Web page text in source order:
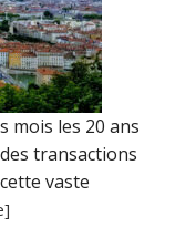
mois les 20 ans
transactions
vaste